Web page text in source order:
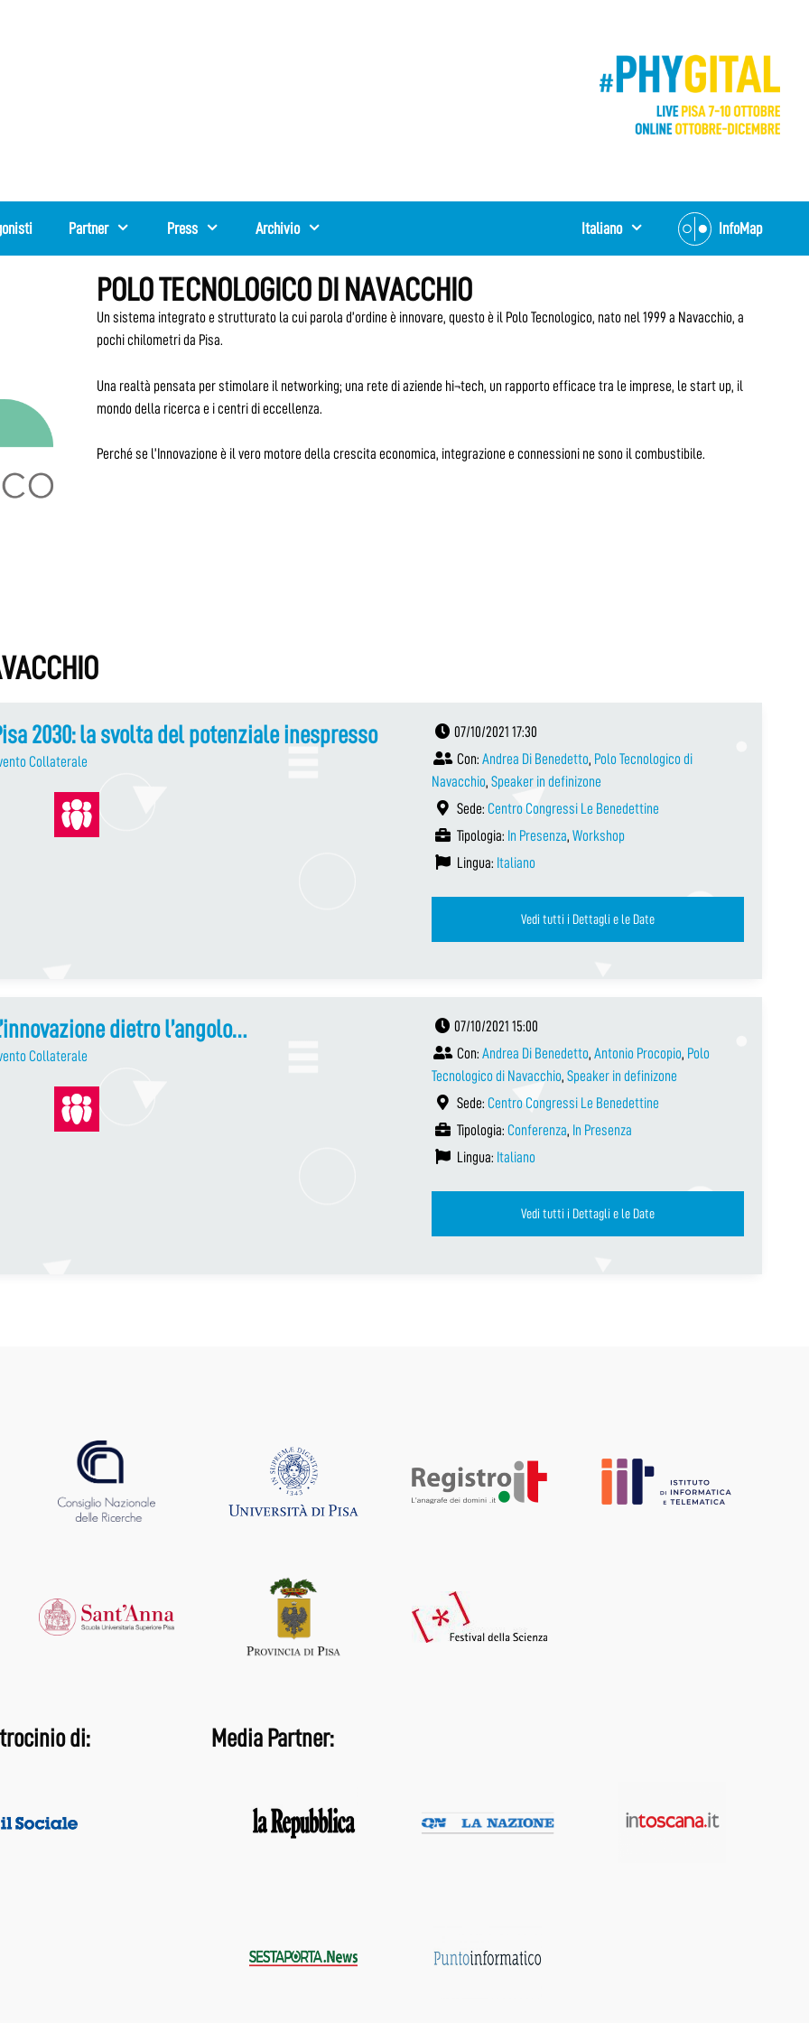
Partner Press Archivio InfoMap
Italiano
POLO TECNOLOGICO DI NAVACCHIO
Un sistema integrato e strutturato la cui parola d’ordine è innovare, questo è il Polo Tecnologico, nato nel 1999 a Navacchio, a
pochi chilometri da Pisa.
Una realtà pensata per stimolare il networking; una rete di aziende hi¬tech, un rapporto efficace tra le imprese, le start up, il
mondo della ricerca e i centri di eccellenza.
Perché se l’Innovazione è il vero motore della crescita economica, integrazione e connessioni ne sono il combustibile.
2030: la svolta del potenziale inespresso
Collaterale
07/10/2021 17:30
Con: Andrea Di Benedetto, Polo Tecnologico di
Navacchio, Speaker in definizone
Sede: Centro Congressi Le Benedettine
Tipologia: In Presenza, Workshop
Lingua: Italiano
Vedi tutti i Dettagli e le Date
dietro l’angolo…
Collaterale
07/10/2021 15:00
Con: Andrea Di Benedetto, Antonio Procopio, Polo
Tecnologico di Navacchio, Speaker in definizone
Sede: Centro Congressi Le Benedettine
Tipologia: Conferenza, In Presenza
Lingua: Italiano
Vedi tutti i Dettagli e le Date
di: Media Partner: